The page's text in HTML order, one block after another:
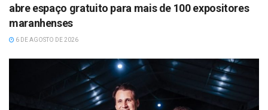
abre espaço gratuito para mais de 100 expositores
maranhenses
6 DE AGOSTO DE 2026